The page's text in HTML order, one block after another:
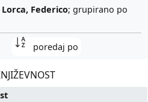
Lorca, Federico; grupirano po
poredaj po